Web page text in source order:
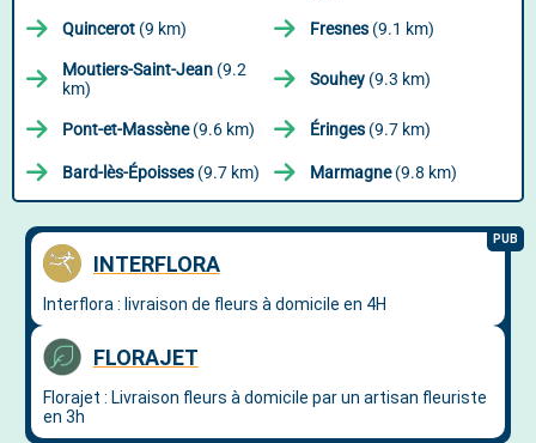
Quincerot (9 km) Fresnes (9.1 km)
Moutiers-Saint-Jean (9.2
km)
Souhey (9.3 km)
Pont-et-Massène(9.6 km) Éringes (9.7 km)
Bard-lès-Époisses (9.7 km) Marmagne(9.8 km)